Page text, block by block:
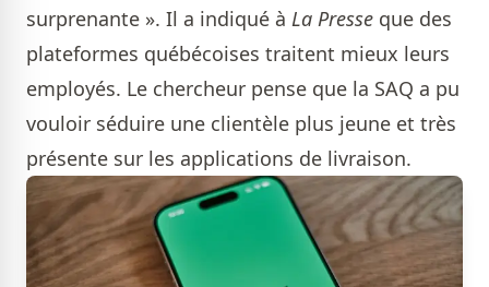
surprenante ». Il a indiqué à La Presse que des
plateformes québécoises traitent mieux leurs
employés. Le chercheur pense que la SAQ a pu
vouloir séduire une clientèle plus jeune et très
présente sur les applications de livraison.